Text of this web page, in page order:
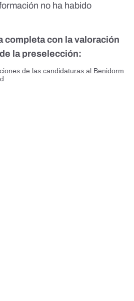
no ha habido
completa con la valoración
la preselección:
de las candidaturas al Benidorm